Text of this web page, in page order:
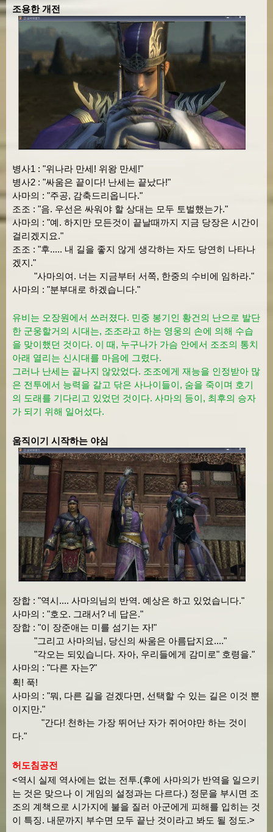
조용한 개전
병사1 : "위나라 만세! 위왕 만세!"
병사2 : "싸움은 끝이다! 난세는 끝났다!"
사마의 : "주공, 감축드리옵니다."
조조 : "음. 우선은 싸워야 할 상대는 모두 토벌했는가."
사마의 : "예. 하지만 모든것이 끝날때까지 지금 당장은 시간이
걸리겠지요."
조조 : "후..... 내 길을 좋지 않게 생각하는 자도 당연히 나타나
겠지."
"사마의여. 너는 지금부터 서쪽, 한중의 수비에 임하라."
사마의 : "분부대로 하겠습니다."
유비는 오장원에서 쓰러졌다. 민중 봉기인 황건의 난으로 발단
한 군웅할거의 시대는, 조조라고 하는 영웅의 손에 의해 수습
을 맞이했던 것이다. 이 때, 누구나가 가슴 안에서 조조의 통치
아래 열리는 신시대를 마음에 그렸다.
그러나 난세는 끝나지 않았었다. 조조에게 재능을 인정받아 많
은 전투에서 능력을 갈고 닦은 사나이들이, 숨을 죽이며 호기
의 도래를 기다리고 있었던 것이다. 사마의 등이, 최후의 승자
가 되기 위해 일어섰다.
움직이기 시작하는 야심
장합 : "역시.... 사마의님의 반역. 예상은 하고 있었습니다."
사마의 : "호오. 그래서? 네 답은."
장합 : "이 장준애는 미를 섬기는 자!"
"그리고 사마의님, 당신의 싸움은 아름답지요...."
"각오는 되있습니다. 자아, 우리들에게 감미로" 호령을."
사마의 : "다른 자는?"
휙! 푹!
사마의 : "뭐, 다른 길을 걷겠다면, 선택할 수 있는 길은 이것 뿐
이지만."
"간다! 천하는 가장 뛰어난 자가 쥐어야만 하는 것이
다."
허도침공전
<역시 실제 역사에는 없는 전투.(후에 사마의가 반역을 일으키
는 것은 맞으나 이 게임의 설정과는 다르다.) 정문을 부시면 조
조의 계책으로 시가지에 불을 질러 아군에게 피해를 입히는 것
이 특징. 내문까지 부수면 모두 끝난 것이라고 봐도 될 정도.>